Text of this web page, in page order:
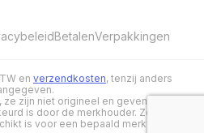
BetalenVerpakkingen
en verzendkosten, tenzij anders
zijn niet origineel en geven niet aan
is door de merkhouder. Ze geven
is voor een bepaald merkvoertuig.